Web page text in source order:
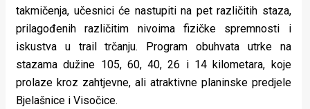
koje
rade
Places
takmičenja, učesnici će nastupiti na pet različitih staza,
prilagođenih različitim nivoima fizičke spremnosti i
iskustva u trail trčanju. Program obuhvata utrke na
stazama dužine 105, 60, 40, 26 i 14 kilometara, koje
prolaze kroz zahtjevne, ali atraktivne planinske predjele
Bjelašnice i Visočice.